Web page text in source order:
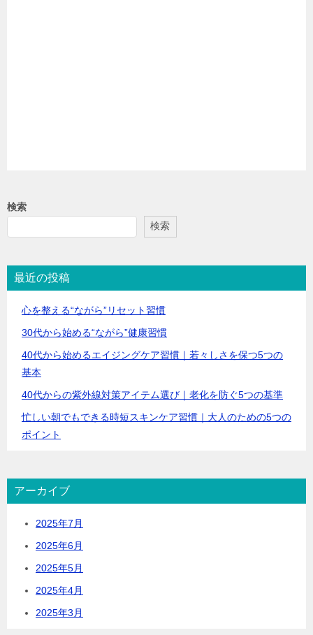
検索
検索
最近の投稿
心を整える“ながら”リセット習慣
30代から始める“ながら”健康習慣
40代から始めるエイジングケア習慣｜若々しさを保つ5つの
基本
40代からの紫外線対策アイテム選び｜老化を防ぐ5つの基準
忙しい朝でもできる時短スキンケア習慣｜大人のための5つの
ポイント
アーカイブ
2025年7月
2025年6月
2025年5月
2025年4月
2025年3月